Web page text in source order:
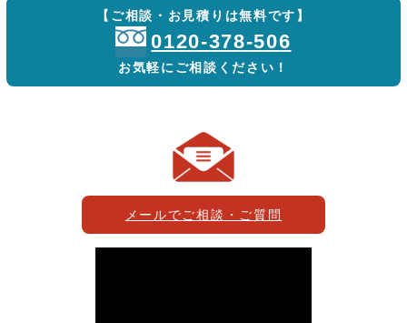
【ご相談・お見積りは無料です】
0120-378-506
お気軽にご相談ください！
メールでご相談・ご質問